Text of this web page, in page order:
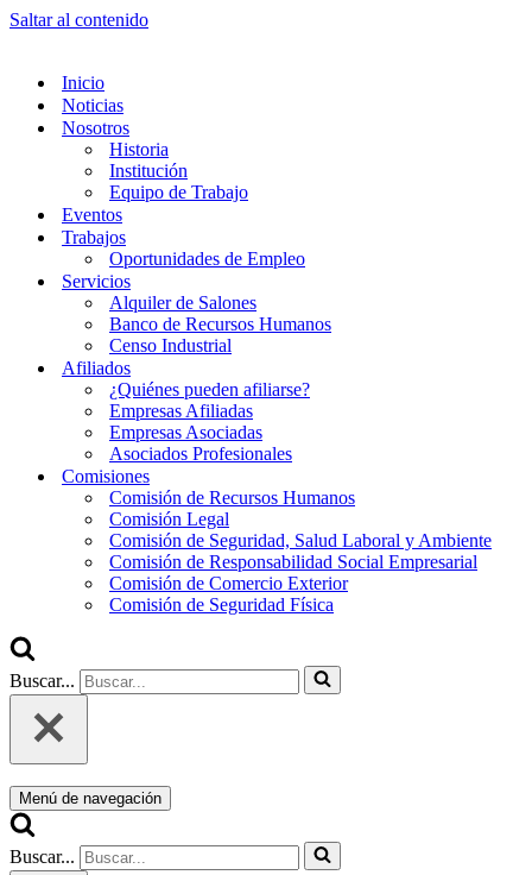
Saltar al contenido
Inicio
Noticias
Nosotros
Historia
Institución
Equipo de Trabajo
Eventos
Trabajos
Oportunidades de Empleo
Servicios
Alquiler de Salones
Banco de Recursos Humanos
Censo Industrial
Afiliados
¿Quiénes pueden afiliarse?
Empresas Afiliadas
Empresas Asociadas
Asociados Profesionales
Comisiones
Comisión de Recursos Humanos
Comisión Legal
Comisión de Seguridad, Salud Laboral y Ambiente
Comisión de Responsabilidad Social Empresarial
Comisión de Comercio Exterior
Comisión de Seguridad Física
Buscar...
Menú de navegación
Buscar...